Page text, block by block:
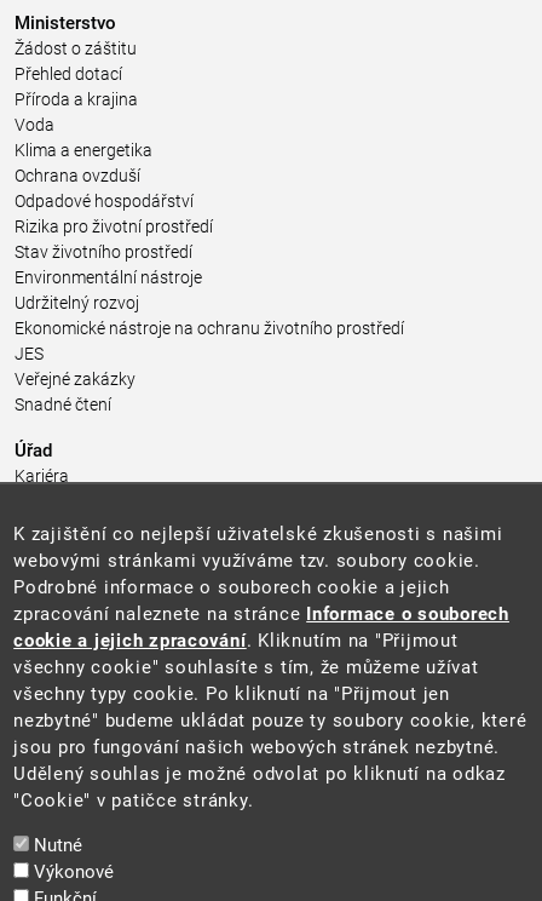
Ministerstvo
Žádost o záštitu
Přehled dotací
Příroda a krajina
Voda
Klima a energetika
Ochrana ovzduší
Odpadové hospodářství
Rizika pro životní prostředí
Stav životního prostředí
Environmentální nástroje
Udržitelný rozvoj
Ekonomické nástroje na ochranu životního prostředí
JES
Veřejné zakázky
Snadné čtení
Úřad
Kariéra
Pro média a veřejnost
Povinně zveřejňované informace
Kontakty
Přistupnost budovy úřadu MŽP
(PDF, 204 kB)
Web
Aktuality
Ochrana osobních údajů
Prohlášení o přístupnosti
Zásady používání cookies
Mapa webu
K zajištění co nejlepší uživatelské zkušenosti s našimi
webovými stránkami využíváme tzv. soubory cookie.
Podrobné informace o souborech cookie a jejich
zpracování naleznete na stránce Informace o souborech
cookie a jejich zpracování. Kliknutím na "Přijmout
všechny cookie" souhlasíte s tím, že můžeme užívat
všechny typy cookie. Po kliknutí na "Přijmout jen
nezbytné" budeme ukládat pouze ty soubory cookie, které
jsou pro fungování našich webových stránek nezbytné.
Udělený souhlas je možné odvolat po kliknutí na odkaz
"Cookie" v patičce stránky.
Nutné
Výkonové